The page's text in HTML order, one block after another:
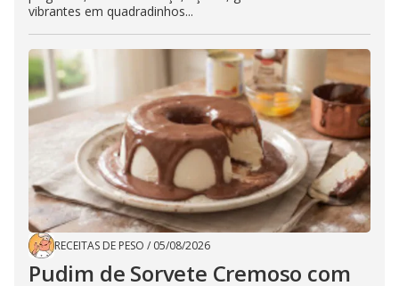
vibrantes em quadradinhos...
RECEITAS DE PESO / 05/08/2026
Pudim de Sorvete Cremoso com